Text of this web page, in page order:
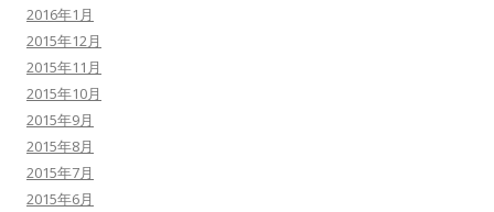
2016年1月
2015年12月
2015年11月
2015年10月
2015年9月
2015年8月
2015年7月
2015年6月